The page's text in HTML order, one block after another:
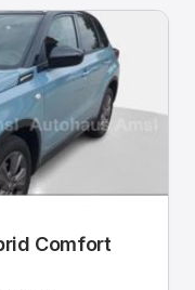
Comfort